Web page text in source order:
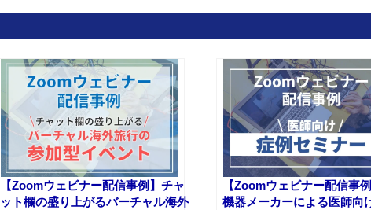
【Zoomウェビナー配信事例】チャ
ット欄の盛り上がるバーチャル海外
【Zoomウェビナー配信事
機器メーカーによる医師向